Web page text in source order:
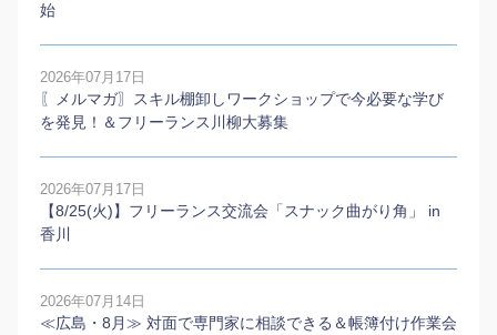
始
2026年07月17日
〖メルマガ〗スキル棚卸しワークショップで今必要な学び
を発見！＆フリーランス川柳大募集
2026年07月17日
【8/25(火)】フリーランス交流会「スナック曲がり角」 in
香川
2026年07月14日
≪広島・8月≫ 対面で専門家に相談できる＆帳簿付け作業会